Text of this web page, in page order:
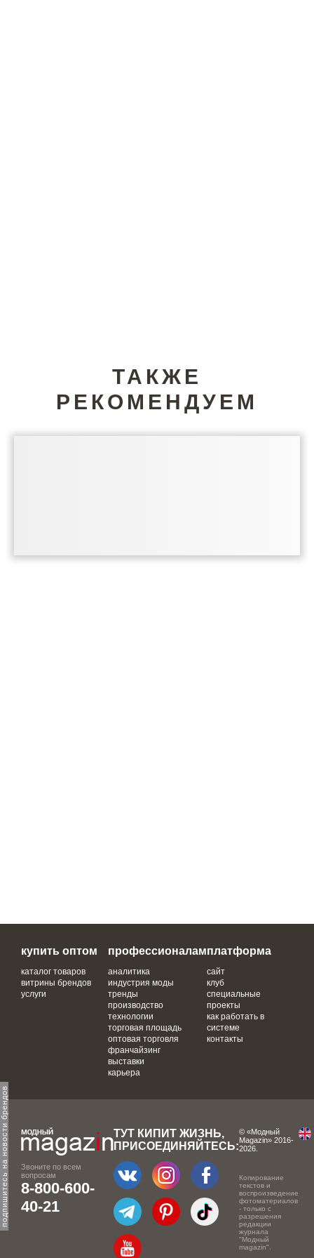
подпишитесь на новости брендов
ТАКЖЕ
РЕКОМЕНДУЕМ
купить оптом
каталог товаров
витрины брендов
услуги
профессионалам
аналитика
индустрия моды
тренды
производство
технологии
торговая площадь
оптовая торговля
франчайзинг
выставки
карьера
платформа
сайт
клуб
специальные
проекты
как работать в
системе
контакты
Звоните по всем
вопросам
8-800-600-
40-21
ТУТ КИПИТ ЖИЗНЬ,
ПРИСОЕДИНЯЙТЕСЬ:
© «Модный
Magazin» 2016-
2026.
Копирование
текстов и
воспроизведение
фотоматериалов
- только с
разрешения
редакции
журнала
"Модный
magazin".